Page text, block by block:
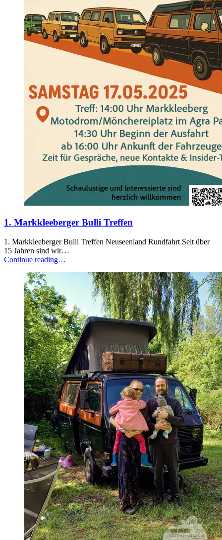
1. Markkleeberger Bulli Treffen
1. Markkleeberger Bulli Treffen Neuseenland Rundfahrt Seit über
15 Jahren sind wir…
Continue reading“1.
…